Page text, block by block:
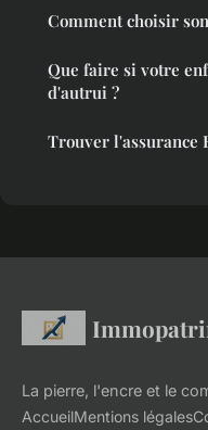
Comment choisir
Que faire si votre
d'autrui ?
Trouver l'assurance
La pierre, l'encre et le
AccueilMentions légales